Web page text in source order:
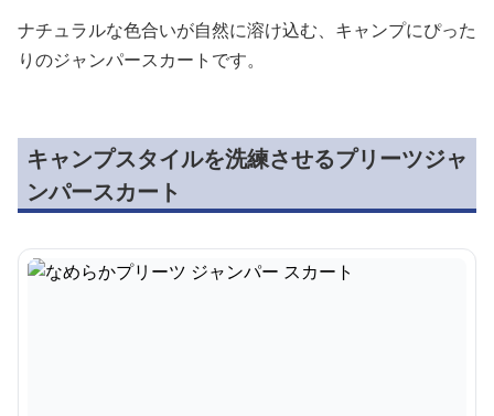
ナチュラルな色合いが自然に溶け込む、キャンプにぴった
りのジャンパースカートです。
キャンプスタイルを洗練させるプリーツジャ
ンパースカート